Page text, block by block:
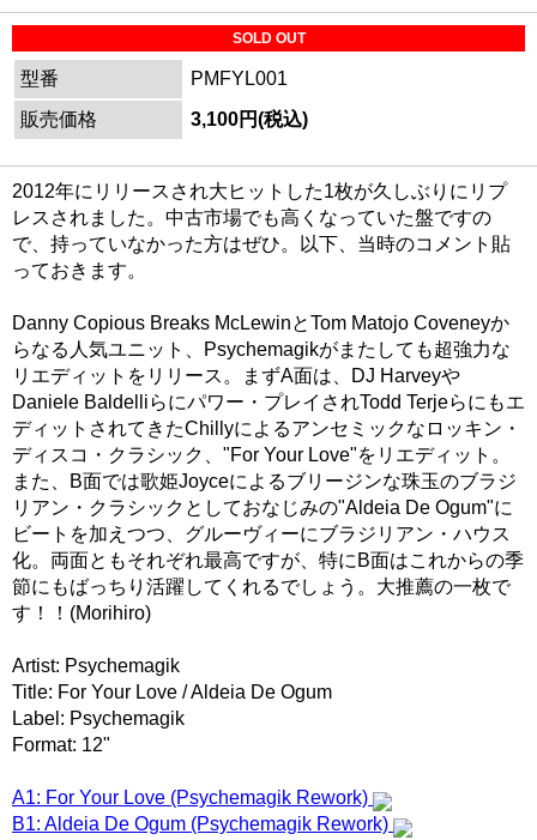
SOLD OUT
型番
PMFYL001
販売価格
3,100円(税込)
2012年にリリースされ大ヒットした1枚が久しぶりにリプ
レスされました。中古市場でも高くなっていた盤ですの
で、持っていなかった方はぜひ。以下、当時のコメント貼
っておきます。
Danny Copious Breaks McLewinとTom Matojo Coveneyか
らなる人気ユニット、Psychemagikがまたしても超強力な
リエディットをリリース。まずA面は、DJ Harveyや
Daniele Baldelliらにパワー・プレイされTodd Terjeらにもエ
ディットされてきたChillyによるアンセミックなロッキン・
ディスコ・クラシック、"For Your Love"をリエディット。
また、B面では歌姫Joyceによるブリージンな珠玉のブラジ
リアン・クラシックとしておなじみの"Aldeia De Ogum"に
ビートを加えつつ、グルーヴィーにブラジリアン・ハウス
化。両面ともそれぞれ最高ですが、特にB面はこれからの季
節にもばっちり活躍してくれるでしょう。大推薦の一枚で
す！！(Morihiro)
Artist: Psychemagik
Title: For Your Love / Aldeia De Ogum
Label: Psychemagik
Format: 12"
A1: For Your Love (Psychemagik Rework)
B1: Aldeia De Ogum (Psychemagik Rework)